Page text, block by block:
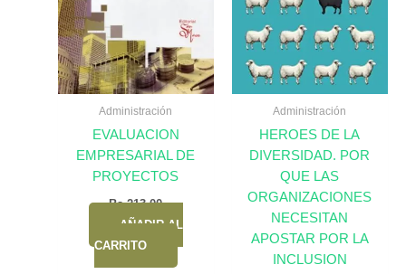
Administración
EVALUACION
EMPRESARIAL DE
PROYECTOS
Bs.213,00
AÑADIR AL
CARRITO
Administración
HEROES DE LA
DIVERSIDAD. POR
QUE LAS
ORGANIZACIONES
NECESITAN
APOSTAR POR LA
INCLUSION